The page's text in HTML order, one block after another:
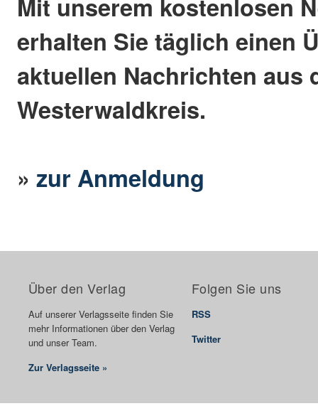
erhalten Sie täglich einen
aktuellen Nachrichten aus
Westerwaldkreis.
»zur Anmeldung
Über den Verlag
Auf unserer Verlagsseite finden Sie
mehr Informationen über den Verlag
und unser Team.
Zur Verlagsseite »
Folgen Sie uns
RSS
Twitter